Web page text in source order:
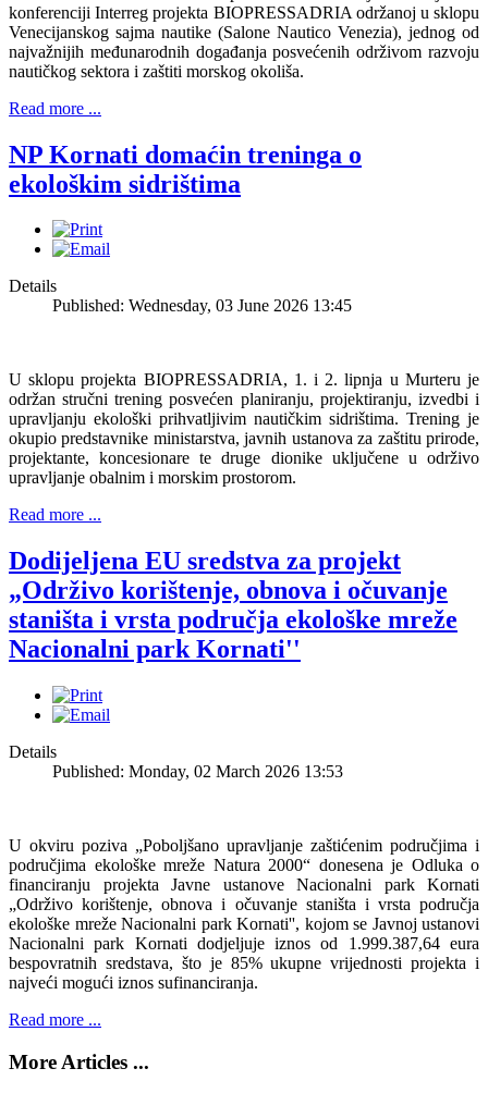
konferenciji Interreg projekta BIOPRESSADRIA održanoj u sklopu
Venecijanskog sajma nautike (Salone Nautico Venezia), jednog od
najvažnijih međunarodnih događanja posvećenih održivom razvoju
nautičkog sektora i zaštiti morskog okoliša.
Read more ...
NP Kornati domaćin treninga o
ekološkim sidrištima
Details
Published: Wednesday, 03 June 2026 13:45
U sklopu projekta BIOPRESSADRIA, 1. i 2. lipnja u Murteru je
održan stručni trening posvećen planiranju, projektiranju, izvedbi i
upravljanju ekološki prihvatljivim nautičkim sidrištima. Trening je
okupio predstavnike ministarstva, javnih ustanova za zaštitu prirode,
projektante, koncesionare te druge dionike uključene u održivo
upravljanje obalnim i morskim prostorom.
Read more ...
Dodijeljena EU sredstva za projekt
„Održivo korištenje, obnova i očuvanje
staništa i vrsta područja ekološke mreže
Nacionalni park Kornati''
Details
Published: Monday, 02 March 2026 13:53
U okviru poziva „Poboljšano upravljanje zaštićenim područjima i
područjima ekološke mreže Natura 2000“ donesena je Odluka o
financiranju projekta Javne ustanove Nacionalni park Kornati
„Održivo korištenje, obnova i očuvanje staništa i vrsta područja
ekološke mreže Nacionalni park Kornati'', kojom se Javnoj ustanovi
Nacionalni park Kornati dodjeljuje iznos od 1.999.387,64 eura
bespovratnih sredstava, što je 85% ukupne vrijednosti projekta i
najveći mogući iznos sufinanciranja.
Read more ...
More Articles ...